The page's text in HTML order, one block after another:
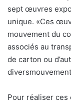
sept œuvres
unique. «Ces
mouvement du
associés au
de carton ou
Pour réaliser